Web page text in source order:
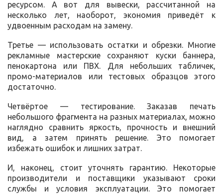
ресурсом. А вот для вывески, рассчитанной на
несколько лет, наоборот, экономия приведёт к
удвоенным расходам на замену.
Третье — использовать остатки и обрезки. Многие
рекламные мастерские сохраняют куски баннера,
пенокартона или ПВХ. Для небольших табличек,
промо-материалов или тестовых образцов этого
достаточно.
Четвёртое — тестирование. Заказав печать
небольшого фрагмента на разных материалах, можно
наглядно сравнить яркость, прочность и внешний
вид, а затем принять решение. Это помогает
избежать ошибок и лишних затрат.
И, наконец, стоит уточнять гарантию. Некоторые
производители и поставщики указывают сроки
службы и условия эксплуатации. Это помогает